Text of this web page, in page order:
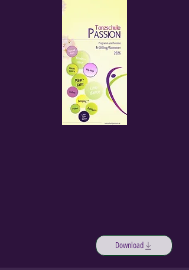
Download